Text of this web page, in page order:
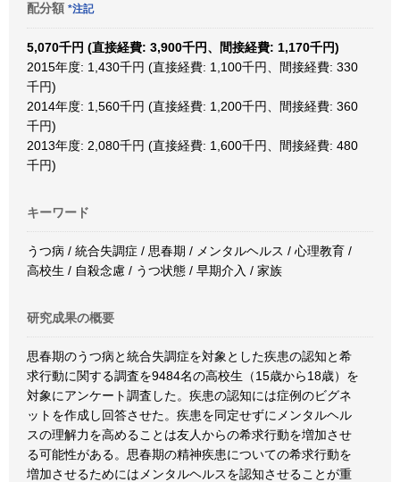
配分額 *注記
5,070千円 (直接経費: 3,900千円、間接経費: 1,170千円)
2015年度: 1,430千円 (直接経費: 1,100千円、間接経費: 330
千円)
2014年度: 1,560千円 (直接経費: 1,200千円、間接経費: 360
千円)
2013年度: 2,080千円 (直接経費: 1,600千円、間接経費: 480
千円)
キーワード
うつ病 / 統合失調症 / 思春期 / メンタルヘルス / 心理教育 /
高校生 / 自殺念慮 / うつ状態 / 早期介入 / 家族
研究成果の概要
思春期のうつ病と統合失調症を対象とした疾患の認知と希
求行動に関する調査を9484名の高校生（15歳から18歳）を
対象にアンケート調査した。疾患の認知には症例のビグネ
ットを作成し回答させた。疾患を同定せずにメンタルヘル
スの理解力を高めることは友人からの希求行動を増加させ
る可能性がある。思春期の精神疾患についての希求行動を
増加させるためにはメンタルヘルスを認知させることが重